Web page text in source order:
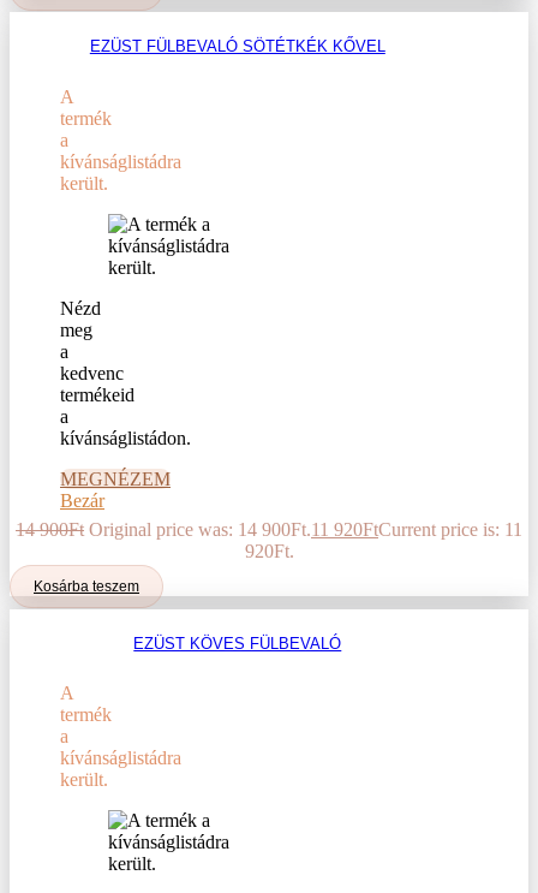
EZÜST FÜLBEVALÓ SÖTÉTKÉK KŐVEL
A
termék
a
kívánságlistádra
került.
Nézd
meg
a
kedvenc
termékeid
a
kívánságlistádon.
MEGNÉZEM
Bezár
14 900Ft Original price was: 14 900Ft.11 920FtCurrent price is: 11
920Ft.
Kosárba teszem
EZÜST KÖVES FÜLBEVALÓ
A
termék
a
kívánságlistádra
került.